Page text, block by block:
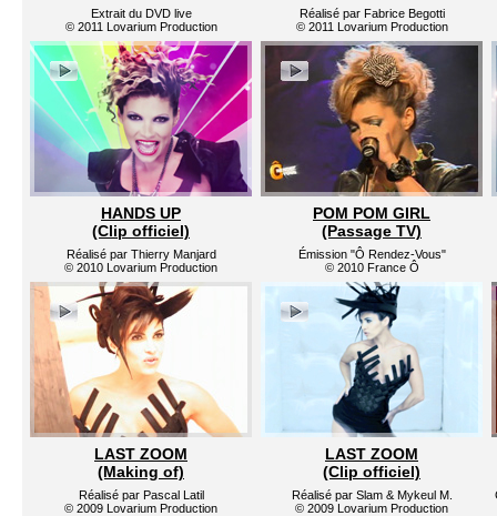
Extrait du DVD live
© 2011 Lovarium Production
Réalisé par Fabrice Begotti
© 2011 Lovarium Production
HANDS UP
(Clip officiel)
POM POM GIRL
(Passage TV)
Réalisé par Thierry Manjard
© 2010 Lovarium Production
Émission "Ô Rendez-Vous"
© 2010 France Ô
LAST ZOOM
(Making of)
LAST ZOOM
(Clip officiel)
Réalisé par Pascal Latil
© 2009 Lovarium Production
Réalisé par Slam & Mykeul M.
© 2009 Lovarium Production